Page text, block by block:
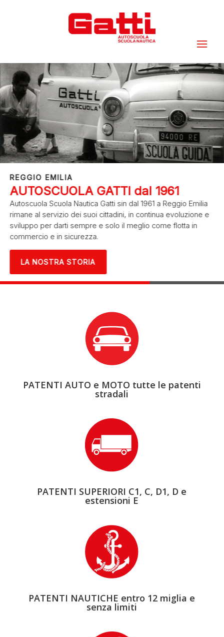
REGGIO EMILIA
AUTOSCUOLA GATTI dal 1961
Autoscuola Scuola Nautica Gatti sin dal 1961 a Reggio Emilia
rimane al servizio dei suoi cittadini, in continua evoluzione e
sviluppo per darti sempre e solo il meglio come flotta in
commercio e in sicurezza.
LA NOSTRA STORIA
PATENTI AUTO e MOTO tutte le patenti
stradali
PATENTI SUPERIORI C1, C, D1, D e
estensioni E
PATENTI NAUTICHE entro 12 miglia e
senza limiti